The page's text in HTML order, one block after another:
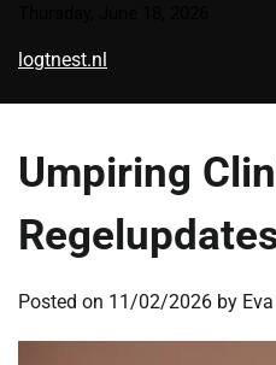
content
logtnest.nl
Umpiring
Posted on 11/02/2026 by